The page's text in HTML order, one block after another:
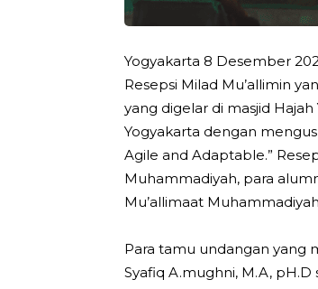
Yogyakarta 8 Desember
Resepsi Milad Mu’allimin
yang digelar di masjid
Yogyakarta dengan
Agile and Adaptable.”
Muhammadiyah, para
Mu’allimaat
Para tamu undangan yang
Syafiq A.mughni, M.A,